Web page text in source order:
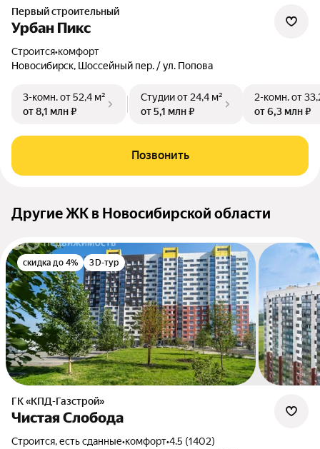
Первый строительный
Урбан Пикс
Строится•комфорт
Новосибирск, Шоссейный пер. / ул. Попова
3-комн.от 52,4 м²
от 8,1 млн ₽
Студииот 24,4 м²
от 5,1 млн ₽
2-комн.от
от 6,3 млн ₽
Позвонить
Другие ЖК в Новосибирской области
скидка до 4% 3D-тур
ГК «КПД-Газстрой»
Чистая Слобода
Строится, есть сданные•комфорт•4.5 (1402)